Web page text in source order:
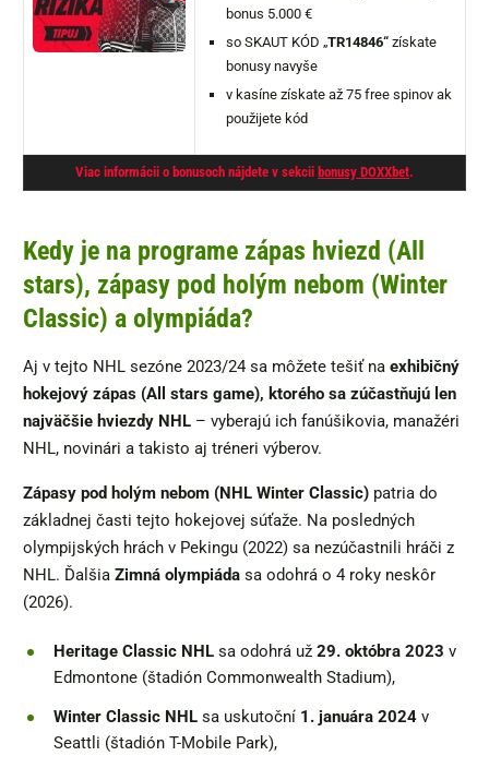
bonus 5.000 €
so SKAUT KÓD „TR14846“ získate
bonusy navyše
v kasíne získate až 75 free spinov ak
použijete kód
Viac informácii o bonusoch nájdete v sekcii bonusy DOXXbet.
Kedy je na programe zápas hviezd (All
stars), zápasy pod holým nebom (Winter
Classic) a olympiáda?
Aj v tejto NHL sezóne 2023/24 sa môžete tešiť na exhibičný
hokejový zápas (All stars game), ktorého sa zúčastňujú len
najväčšie hviezdy NHL – vyberajú ich fanúšikovia, manažéri
NHL, novinári a takisto aj tréneri výberov.
Zápasy pod holým nebom (NHL Winter Classic) patria do
základnej časti tejto hokejovej súťaže. Na posledných
olympijských hrách v Pekingu (2022) sa nezúčastnili hráči z
NHL. Ďalšia Zimná olympiáda sa odohrá o 4 roky neskôr
(2026).
Heritage Classic NHL sa odohrá už 29. októbra 2023 v
Edmontone (štadión Commonwealth Stadium),
Winter Classic NHL sa uskutoční 1. januára 2024 v
Seattli (štadión T-Mobile Park),